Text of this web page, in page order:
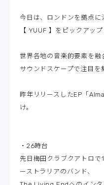
今日は、ロンドンを拠点に
【 YUUF 】をピックアップ
世界各地の音楽的要素を融
サウンドスケープで注目を
昨年リリースしたEP「
け。
・26時台
先日梅田クラブクアトロで
ーストラリアのバンド、